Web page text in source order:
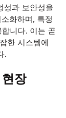
성과 보안성을
화하며, 특정
니다. 이는 곧
한 시스템에
.
장